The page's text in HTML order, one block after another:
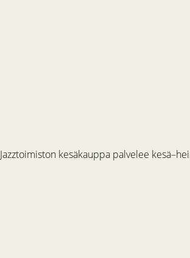
Jazztoimiston kesäkauppa palvelee